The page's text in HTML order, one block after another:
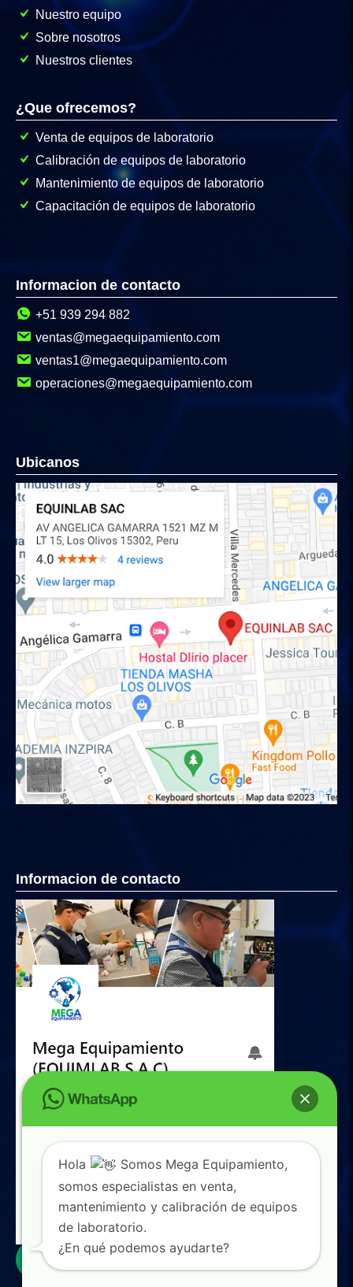
Nuestro equipo
Sobre nosotros
Nuestros clientes
¿Que ofrecemos?
Venta de equipos de laboratorio
Calibración de equipos de laboratorio
Mantenimiento de equipos de laboratorio
Capacitación de equipos de laboratorio
Informacion de contacto
+51 939 294 882
ventas@megaequipamiento.com
ventas1@megaequipamiento.com
operaciones@megaequipamiento.com
Ubicanos
Informacion de contacto
Hola
Somos Mega Equipamiento,
somos especialistas en venta,
mantenimiento y calibración de equipos
de laboratorio.
¿En qué podemos ayudarte?